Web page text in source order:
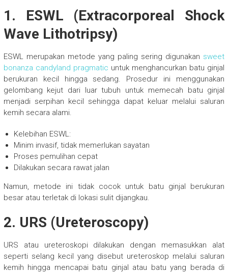
1. ESWL (Extracorporeal Shock
Wave Lithotripsy)
ESWL merupakan metode yang paling sering digunakan sweet
bonanza candyland pragmatic untuk menghancurkan batu ginjal
berukuran kecil hingga sedang. Prosedur ini menggunakan
gelombang kejut dari luar tubuh untuk memecah batu ginjal
menjadi serpihan kecil sehingga dapat keluar melalui saluran
kemih secara alami.
Kelebihan ESWL:
Minim invasif, tidak memerlukan sayatan
Proses pemulihan cepat
Dilakukan secara rawat jalan
Namun, metode ini tidak cocok untuk batu ginjal berukuran
besar atau terletak di lokasi sulit dijangkau.
2. URS (Ureteroscopy)
URS atau ureteroskopi dilakukan dengan memasukkan alat
seperti selang kecil yang disebut ureteroskop melalui saluran
kemih hingga mencapai batu ginjal atau batu yang berada di